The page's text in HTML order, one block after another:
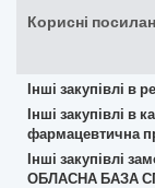
Корисні
Інші закупівлі в
Інші закупівлі в
фармацевтична
Інші закупівлі
ОБЛАСНА БАЗА